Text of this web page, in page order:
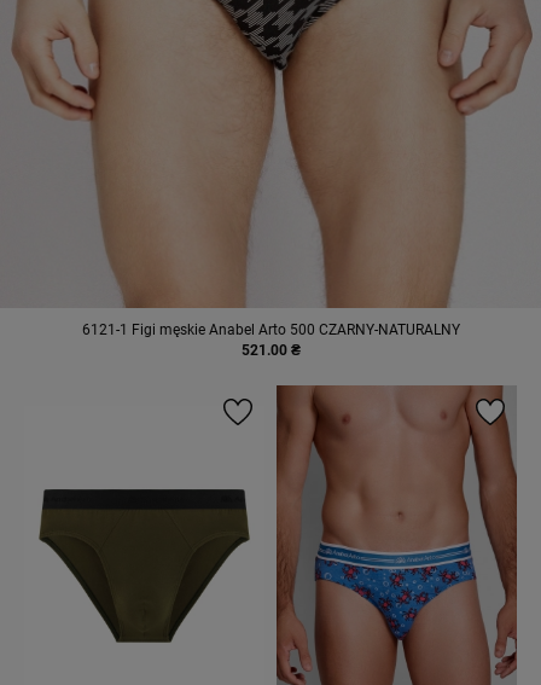
6121-1 Figi męskie Anabel Arto 500 CZARNY-NATURALNY
521.00 ₴